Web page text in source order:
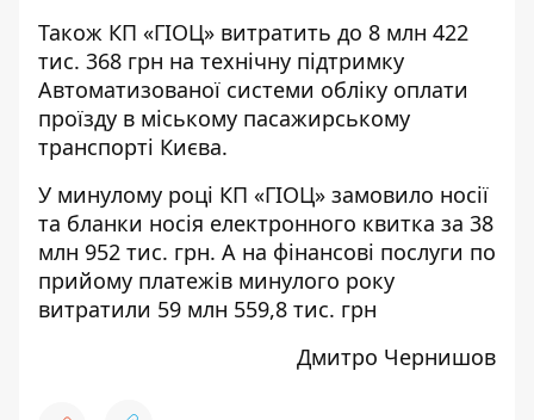
Також КП «ГІОЦ» витратить до 8 млн 422
тис. 368 грн на технічну підтримку
Автоматизованої системи обліку оплати
проїзду в міському пасажирському
транспорті Києва.
У минулому році КП «ГІОЦ» замовило носії
та бланки носія електронного квитка за 38
млн 952 тис. грн. А на фінансові послуги по
прийому платежів минулого року
витратили 59 млн 559,8 тис. грн
Дмитро Чернишов